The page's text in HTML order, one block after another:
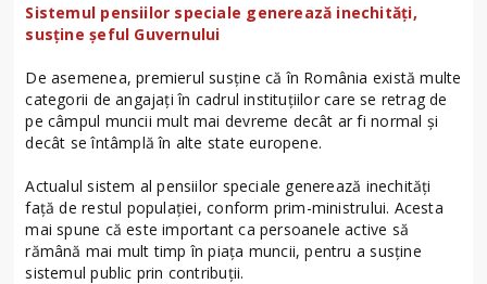
Sistemul pensiilor speciale generează inechități,
susține șeful Guvernului
De asemenea, premierul susține că în România există multe
categorii de angajați în cadrul instituțiilor care se retrag de
pe câmpul muncii mult mai devreme decât ar fi normal și
decât se întâmplă în alte state europene.
Actualul sistem al pensiilor speciale generează inechități
față de restul populației, conform prim-ministrului. Acesta
mai spune că este important ca persoanele active să
rămână mai mult timp în piața muncii, pentru a susține
sistemul public prin contribuții.